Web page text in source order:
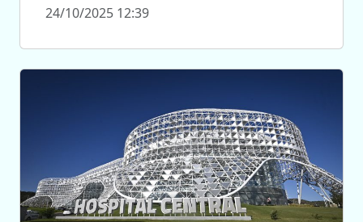
24/10/2025 12:39